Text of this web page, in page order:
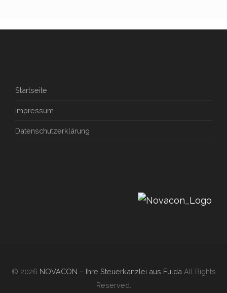
Startseite
Impressum
Datenschutzerklärung
© 2026 NOVACON – Ihre Steuerkanzlei aus FuldaAll Rights
Reserved.